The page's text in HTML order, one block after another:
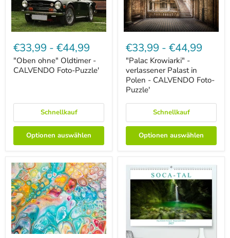
ohne"
Oldtimer
CALVENDO
€33,99 - €44,99
"Oben ohne" Oldtimer -
CALVENDO Foto-Puzzle'
Schnellkauf
Optionen auswählen
Krowiarki"
-
verlassener
Palast
in
Polen
CALVENDO
€33,99 - €44,99
"Palac Krowiarki" -
verlassener Palast in
Polen - CALVENDO Foto-
Puzzle'
Schnellkauf
Optionen auswählen